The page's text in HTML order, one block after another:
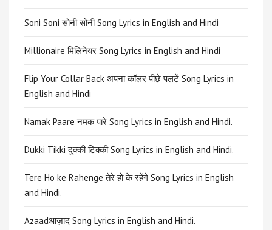
Soni Soni सोनी सोनी Song Lyrics in English and Hindi
Millionaire मिलिनेयर Song Lyrics in English and Hindi
Flip Your Collar Back अपना कॉलर पीछे पलटें Song Lyrics in
English and Hindi
Namak Paare नमक पारे Song Lyrics in English and Hindi.
Dukki Tikki दुक्की टिक्की Song Lyrics in English and Hindi.
Tere Ho ke Rahenge तेरे हो के रहेंगे Song Lyrics in English
and Hindi.
Azaadआज़ाद Song Lyrics in English and Hindi.